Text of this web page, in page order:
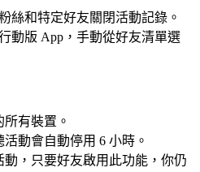
絲和特定好友關閉活動記錄。
動版 App，手動從好友清單選
有裝置。
活動會自動停用 6 小時。
動，只要好友啟用此功能，你仍